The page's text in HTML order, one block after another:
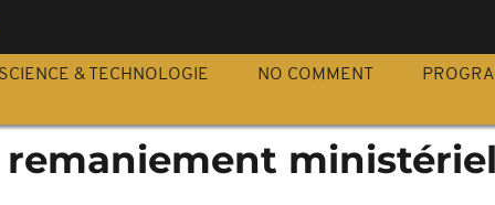
SCIENCE & TECHNOLOGIE NO COMMENT
remaniement